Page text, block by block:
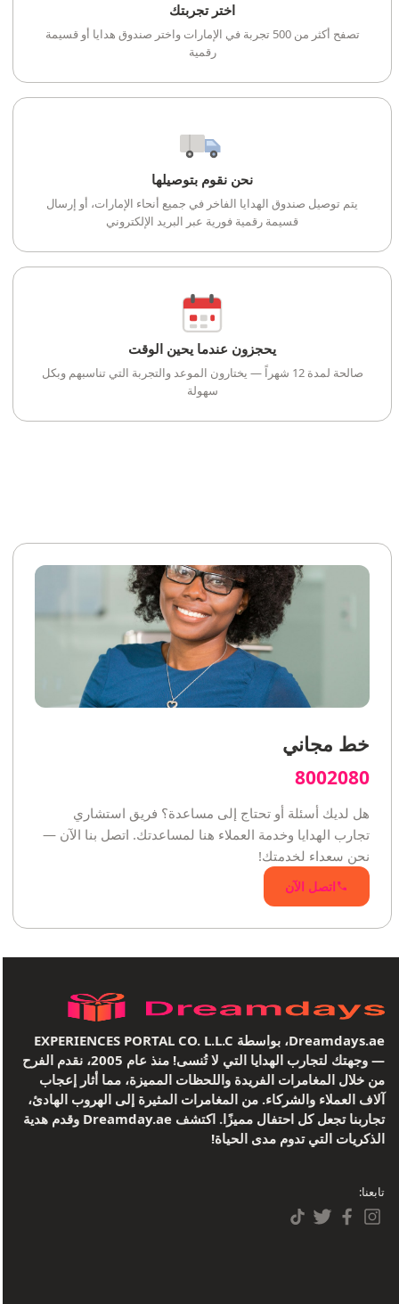
اختر تجربتك
تصفح أكثر من 500 تجربة في الإمارات واختر صندوق هدايا أو قسيمة
رقمية
نحن نقوم بتوصيلها
يتم توصيل صندوق الهدايا الفاخر في جميع أنحاء الإمارات، أو إرسال
قسيمة رقمية فورية عبر البريد الإلكتروني
يحجزون عندما يحين الوقت
صالحة لمدة 12 شهراً — يختارون الموعد والتجربة التي تناسبهم وبكل
سهولة
خط مجاني
8002080
هل لديك أسئلة أو تحتاج إلى مساعدة؟ فريق استشاري
تجارب الهدايا وخدمة العملاء هنا لمساعدتك. اتصل بنا الآن —
نحن سعداء لخدمتك!
اتصل الآن
Dreamdays.ae، بواسطة EXPERIENCES PORTAL CO. L.L.C
— وجهتك لتجارب الهدايا التي لا تُنسى! منذ عام 2005، نقدم الفرح
من خلال المغامرات الفريدة واللحظات المميزة، مما أثار إعجاب
آلاف العملاء والشركاء. من المغامرات المثيرة إلى الهروب الهادئ،
تجاربنا تجعل كل احتفال مميزًا. اكتشف Dreamday.ae وقدم هدية
الذكريات التي تدوم مدى الحياة!
تابعنا: